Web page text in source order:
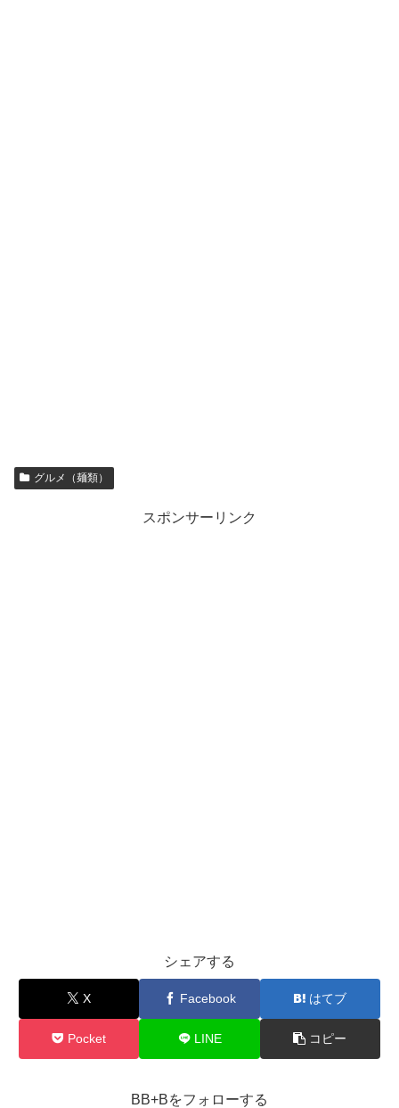
グルメ（麺類）
スポンサーリンク
シェアする
X Facebook はてブ
Pocket LINE コピー
BB+Bをフォローする